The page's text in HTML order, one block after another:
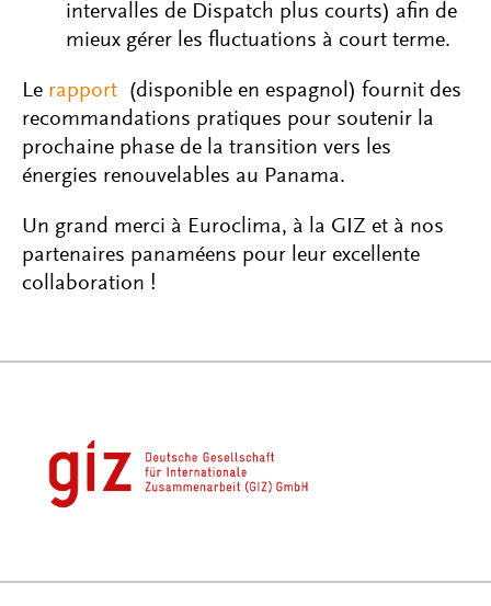
intervalles de Dispatch plus courts) afin de
mieux gérer les fluctuations à court terme.
Le rapport (disponible en espagnol) fournit des
recommandations pratiques pour soutenir la
prochaine phase de la transition vers les
énergies renouvelables au Panama.
Un grand merci à Euroclima, à la GIZ et à nos
partenaires panaméens pour leur excellente
collaboration !